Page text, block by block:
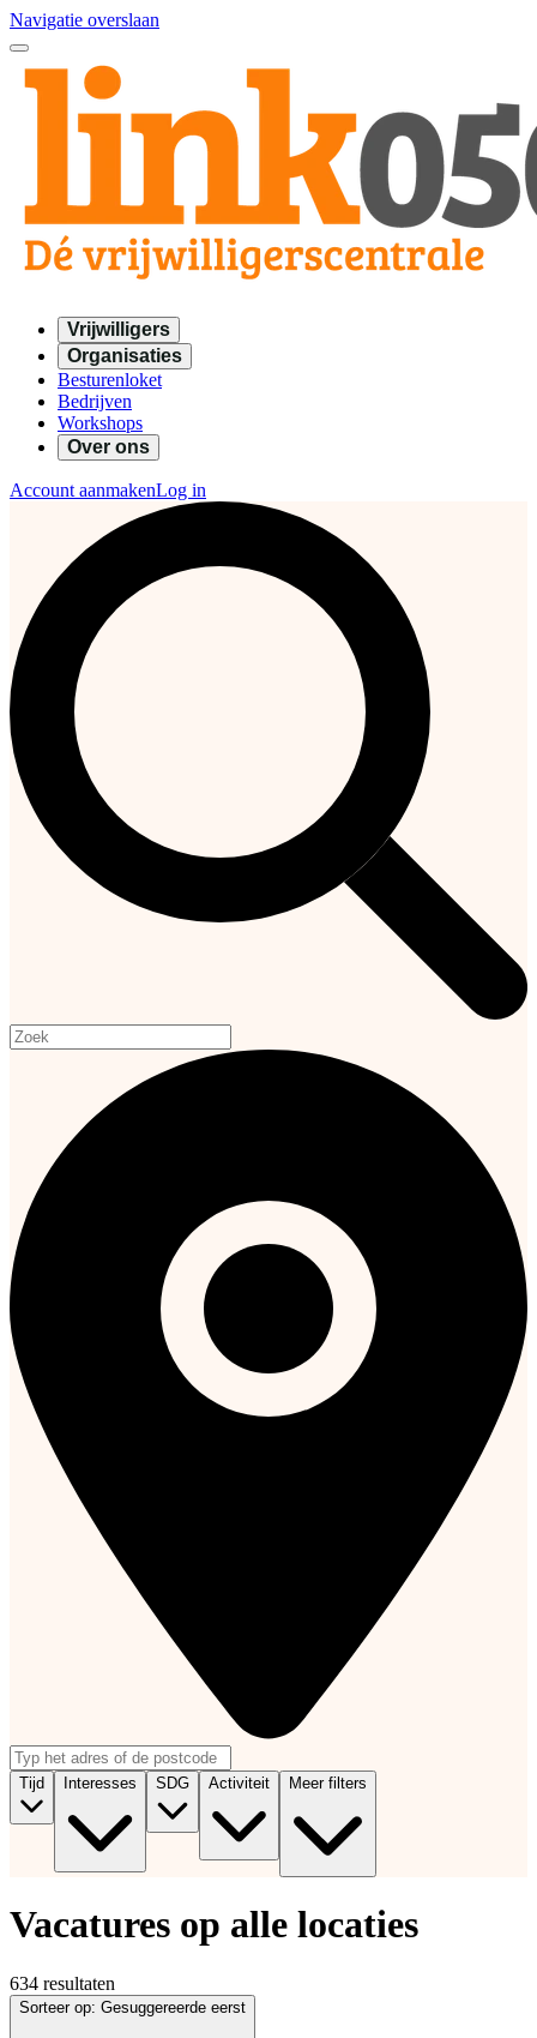
Navigatie overslaan
Vrijwilligers
Organisaties
Besturenloket
Bedrijven
Workshops
Over ons
Account aanmakenLog in
Tijd Interesses SDG Activiteit Meer filters
Vacatures op alle locaties
634 resultaten
Sorteer op: Gesuggereerde eerst